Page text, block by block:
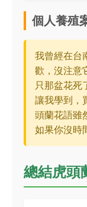
個人養殖
我曾經在台
歡，沒注意
只那盆花死
讓我學到，
頭蘭花語雖
如果你沒時
總結虎頭